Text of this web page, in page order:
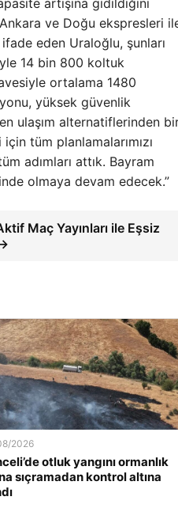
artışına gidildiğini
ve Doğu ekspresleri
eden Uraloğlu, şunları
14 bin 800 koltuk
ortalama 1480
yüksek güvenlik
ulaşım alternatiflerinden
tüm planlamalarımızı
adımları attık. Bayram
olmaya devam edecek.”
Maç Yayınları ile Eşsiz
2026
otluk yangını ormanlık
sıçramadan kontrol altına